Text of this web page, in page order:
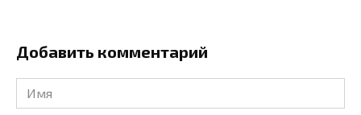
Добавить комментарий
Имя
*